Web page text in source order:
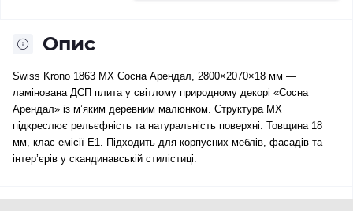
Опис
Swiss Krono 1863 MX Сосна Арендал, 2800×2070×18 мм —
ламінована ДСП плита у світлому природному декорі «Сосна
Арендал» із м’яким деревним малюнком. Структура MX
підкреслює рельєфність та натуральність поверхні. Товщина 18
мм, клас емісії E1. Підходить для корпусних меблів, фасадів та
інтер’єрів у скандинавській стилістиці.